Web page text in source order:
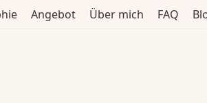
Angebot Über mich FAQ